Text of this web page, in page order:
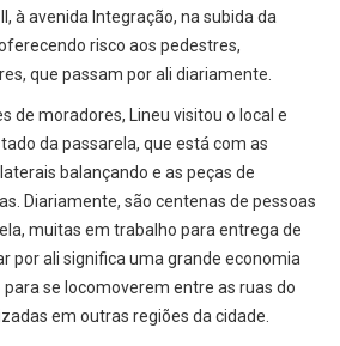
à avenida Integração, na subida da
risco aos pedestres,
que passam por ali diariamente.
de moradores, Lineu visitou o local e
da passarela, que está com as
balançando e as peças de
Diariamente, são centenas de pessoas
muitas em trabalho para entrega de
por ali significa uma grande economia
se locomoverem entre as ruas do
em outras regiões da cidade.